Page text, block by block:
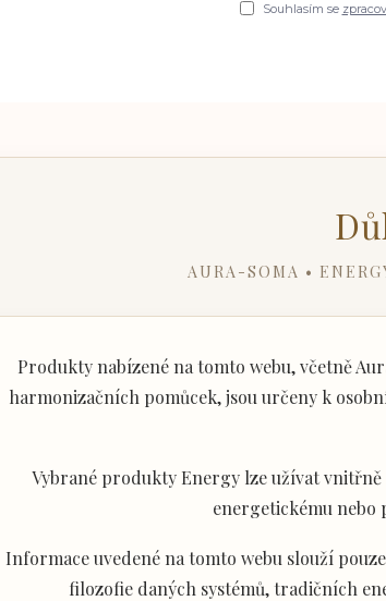
Souhlasím se
AURA-SOMA •
Produkty nabízené na tomto webu, včetně
harmonizačních pomůcek, jsou určeny k
Vybrané produkty Energy lze užívat
energetickému nebo
Informace uvedené na tomto webu slouží
filozofie daných systémů, tradičních